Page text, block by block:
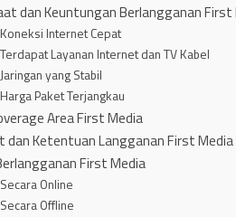
dan Keuntungan Berlangganan First
Internet Cepat
Layanan Internet dan TV Kabel
yang Stabil
Paket Terjangkau
Area First Media
dan Ketentuan Langganan First Media
First Media
Online
Offline